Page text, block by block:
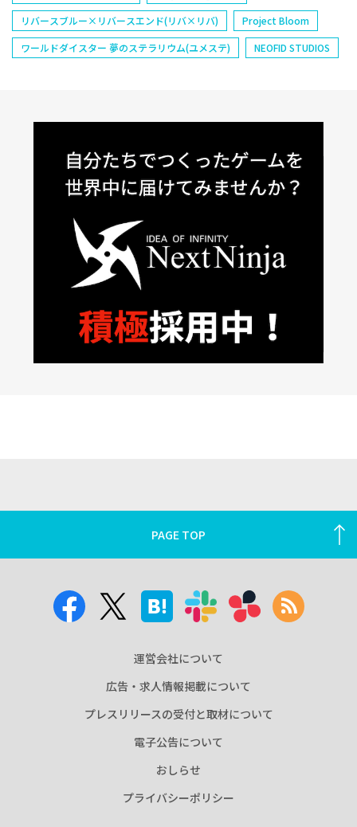
リバースブルー×リバースエンド(リバ×リバ)
Project Bloom
ワールドダイスター 夢のステラリウム(ユメステ)
NEOFID STUDIOS
PAGE TOP
運営会社について
広告・求人情報掲載について
プレスリリースの受付と取材について
電子公告について
おしらせ
プライバシーポリシー